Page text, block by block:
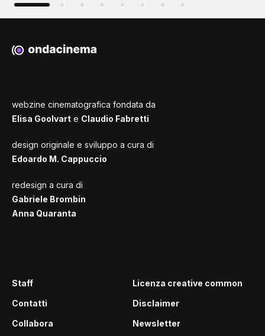
webzine cinematografica fondata da
Elisa Goolvart e Claudio Fabretti
design originale e sviluppo a cura di
Edoardo M. Cappuccio
redesign a cura di
Gabriele Brombin
Anna Quaranta
Staff
Contatti
Collabora
Licenza creative common
Disclaimer
Newsletter